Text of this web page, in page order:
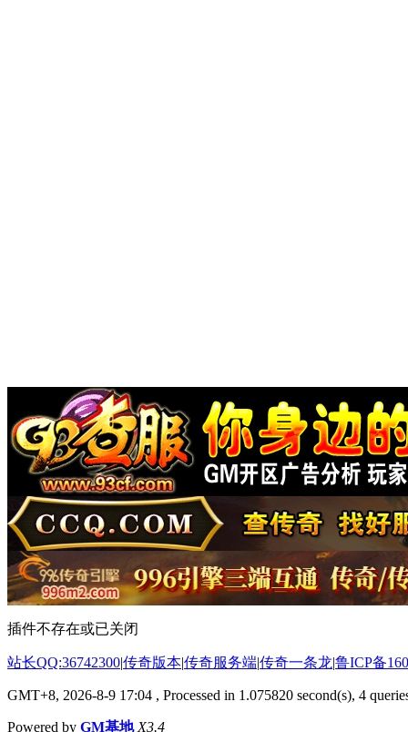
插件不存在或已关闭
站长QQ:36742300|传奇版本|传奇服务端|传奇一条龙|鲁ICP备
GMT+8, 2026-8-9 17:04 , Processed in 1.075820 second(s), 4
Powered by GM基地 X3.4